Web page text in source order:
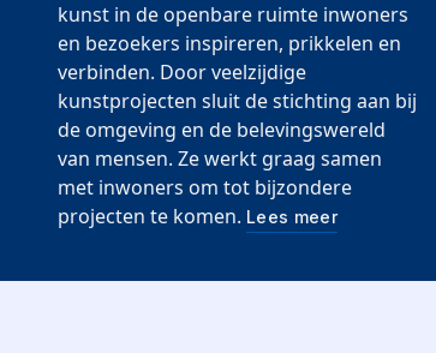
kunst in de openbare ruimte inwoners
en bezoekers inspireren, prikkelen en
verbinden. Door veelzijdige
kunstprojecten sluit de stichting aan bij
de omgeving en de belevingswereld
van mensen. Ze werkt graag samen
met inwoners om tot bijzondere
projecten te komen. Lees meer